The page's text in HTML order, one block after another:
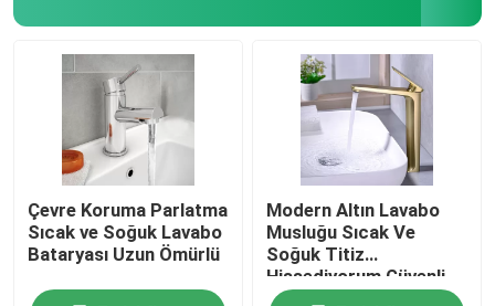
Çevre Koruma Parlatma
Sıcak ve Soğuk Lavabo
Bataryası Uzun Ömürlü
Modern Altın Lavabo
Musluğu Sıcak Ve
Soğuk Titiz
Hissediyorum Güvenli
Kurşunsuz